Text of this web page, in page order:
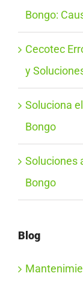
Bongo:
Cecotec
y
Soluciona
Bongo
Soluciones
Bongo
Blog